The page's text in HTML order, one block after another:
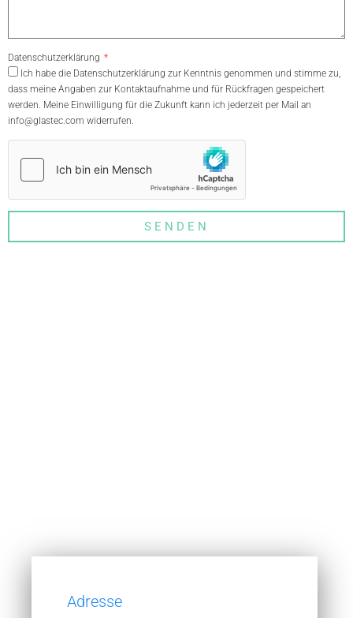
Datenschutzerklärung
Ich habe die Datenschutzerklärung zur Kenntnis genommen und stimme zu,
dass meine Angaben zur Kontaktaufnahme und für Rückfragen gespeichert
werden. Meine Einwilligung für die Zukunft kann ich jederzeit per Mail an
info@glastec.com widerrufen.
SENDEN
Adresse